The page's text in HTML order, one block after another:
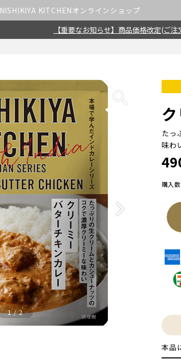
KITCHENオンラインショップ
【重要なお知らせ】商品価格改定(ご
1/2
たっ
味わ
購入数
本品